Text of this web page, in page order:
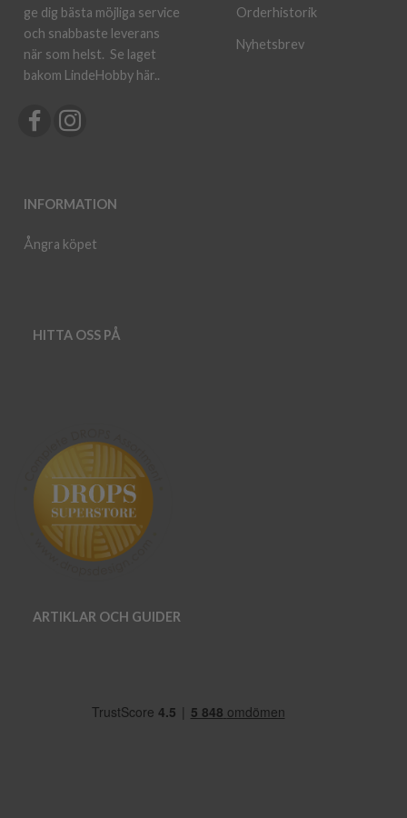
ge dig bästa möjliga service
och snabbaste leverans
när som helst. Se laget
bakom LindeHobby här..
INFORMATION
Ångra köpet
Orderhistorik
Nyhetsbrev
HITTA OSS PÅ
ARTIKLAR OCH GUIDER